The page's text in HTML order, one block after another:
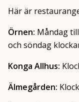
Här är
Örnen: Måndag
och söndag
Konga Allhus:
Älmegården: